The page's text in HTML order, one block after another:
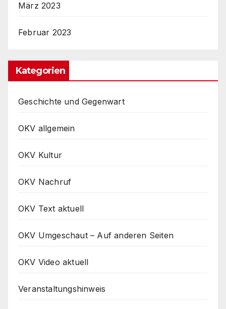
März 2023
Februar 2023
Kategorien
Geschichte und Gegenwart
OKV allgemein
OKV Kultur
OKV Nachruf
OKV Text aktuell
OKV Umgeschaut – Auf anderen Seiten
OKV Video aktuell
Veranstaltungshinweis